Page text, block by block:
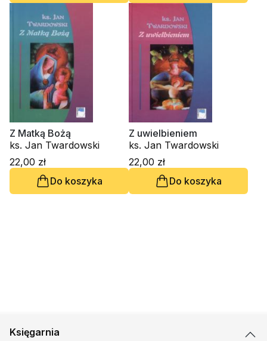
Z Matką Bożą
ks. Jan Twardowski
22,00 zł
Do koszyka
Z uwielbieniem
ks. Jan Twardowski
22,00 zł
Do koszyka
Księgarnia